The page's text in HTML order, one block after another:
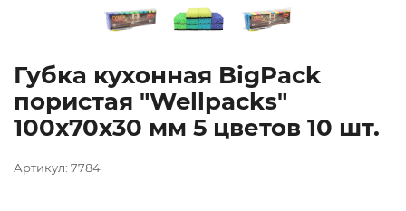
Губка кухонная BigPack
пористая "Wellpacks"
100х70х30 мм 5 цветов 10 шт.
Артикул: 7784